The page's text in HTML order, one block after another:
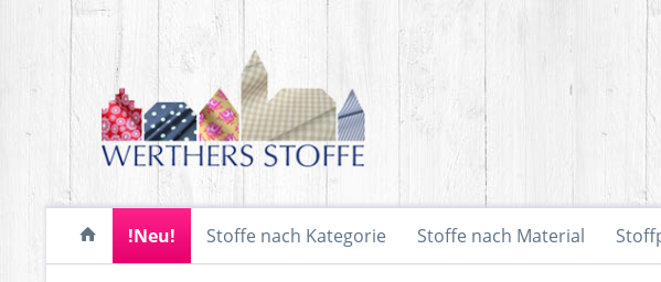
!Neu! Stoffe nach Kategorie Stoffe nach Material